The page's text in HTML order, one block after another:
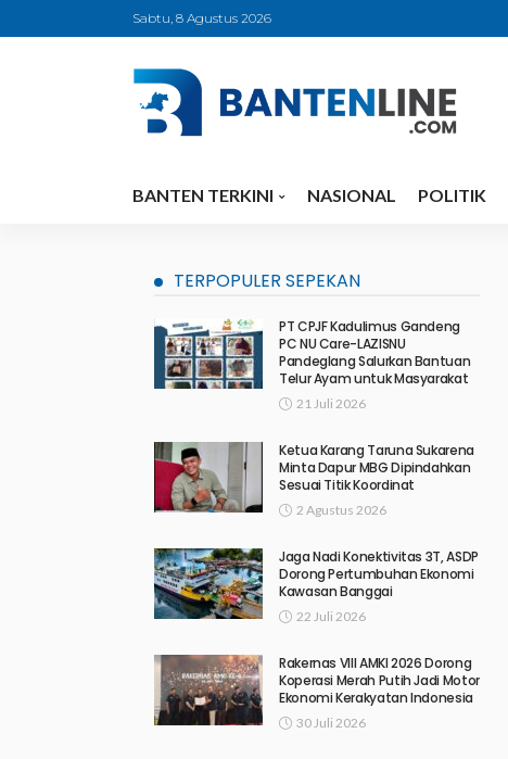
Sabtu, 8 Agustus 2026
BANTEN TERKINI NASIONAL POLITIK
TERPOPULER SEPEKAN
PT CPJF Kadulimus Gandeng
PC NU Care-LAZISNU
Pandeglang Salurkan Bantuan
Telur Ayam untuk Masyarakat
21 Juli 2026
Ketua Karang Taruna Sukarena
Minta Dapur MBG Dipindahkan
Sesuai Titik Koordinat
2 Agustus 2026
Jaga Nadi Konektivitas 3T, ASDP
Dorong Pertumbuhan Ekonomi
Kawasan Banggai
22 Juli 2026
Rakernas VIII AMKI 2026 Dorong
Koperasi Merah Putih Jadi Motor
Ekonomi Kerakyatan Indonesia
30 Juli 2026